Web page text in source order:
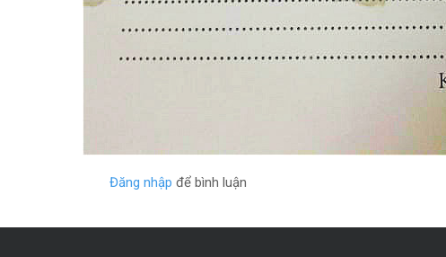
Đăng nhập để bình luận